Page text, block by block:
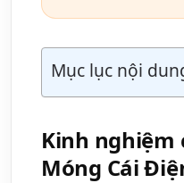
Mục lục nội
Kinh nghiệm
Móng Cái